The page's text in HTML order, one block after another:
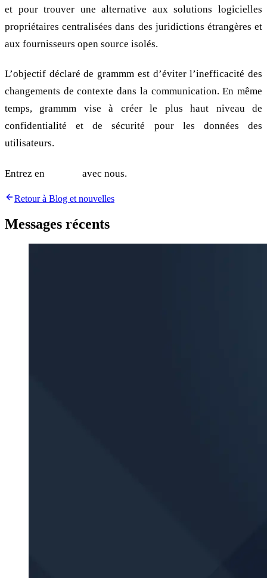
et pour trouver une alternative aux solutions logicielles
propriétaires centralisées dans des juridictions étrangères et
aux fournisseurs open source isolés.
L’objectif déclaré de grammm est d’éviter l’inefficacité des
changements de contexte dans la communication. En même
temps, grammm vise à créer le plus haut niveau de
confidentialité et de sécurité pour les données des
utilisateurs.
Entrez en avec nous.
Retour à Blog et nouvelles
Messages récents